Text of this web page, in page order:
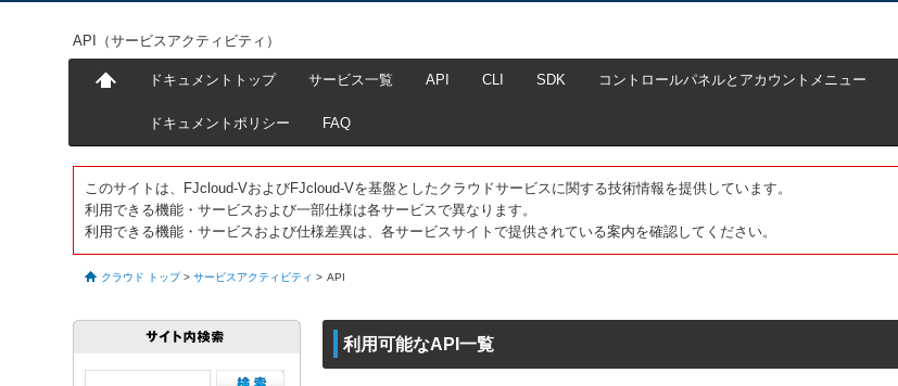
API（サービスアクティビティ）
ドキュメントトップ サービス一覧 API CLI SDK コントロールパネルとアカウントメニュー
ドキュメントポリシー FAQ
このサイトは、FJcloud-VおよびFJcloud-Vを基盤としたクラウドサービスに関する技術情報を提供しています。
利用できる機能・サービスおよび一部仕様は各サービスで異なります。
利用できる機能・サービスおよび仕様差異は、各サービスサイトで提供されている案内を確認してください。
クラウド トップ > サービスアクティビティ > API
利用可能なAPI一覧